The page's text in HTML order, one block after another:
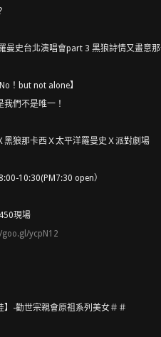
曼史台北演唱會part 3 黑狼詩情又畫意
！but not alone】
們不是唯一！
黑狼那卡西Ｘ太平洋羅曼史Ｘ派對劇場
10:30(PM7:30 open）
現場
goo.gl/ycpN12
】-勸世宗親會原祖系列美女＃＃